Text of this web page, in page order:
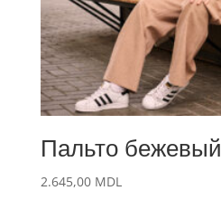
Пальто бежевый
2.645,00 MDL